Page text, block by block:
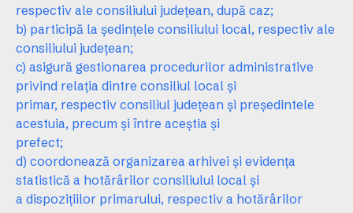
respectiv ale consiliului judeţean, după caz;
b) participă la şedinţele consiliului local, respectiv ale
consiliului judeţean;
c) asigură gestionarea procedurilor administrative
privind relaţia dintre consiliul local şi
primar, respectiv consiliul judeţean şi preşedintele
acestuia, precum şi între aceştia şi
prefect;
d) coordonează organizarea arhivei şi evidenţa
statistică a hotărârilor consiliului local şi
a dispoziţiilor primarului, respectiv a hotărârilor